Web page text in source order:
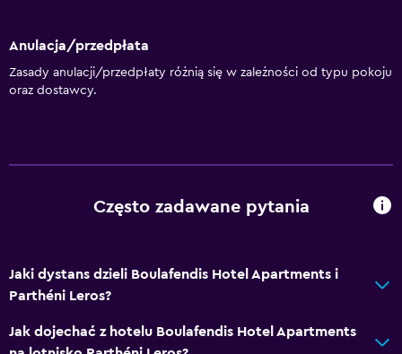
Anulacja/przedpłata
Zasady anulacji/przedpłaty różnią się w zależności od typu pokoju
oraz dostawcy.
Często zadawane pytania
Jaki dystans dzieli Boulafendis Hotel Apartments i
Parthéni Leros?
Jak dojechać z hotelu Boulafendis Hotel Apartments